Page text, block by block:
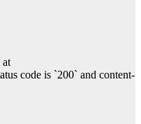
at
code is `200` and content-